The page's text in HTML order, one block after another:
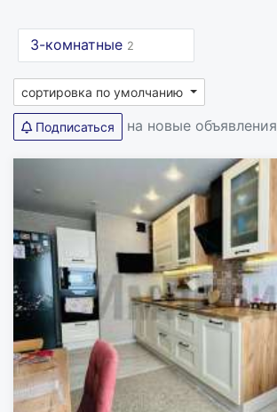
3-комнатные 2
сортировка по умолчанию
Подписаться на новые объявления